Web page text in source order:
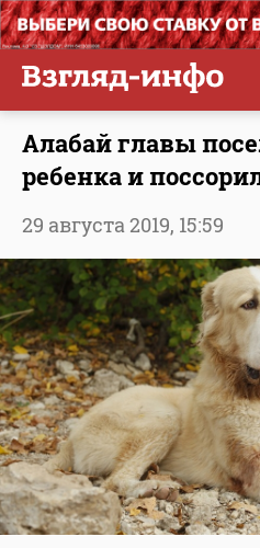
Алабай главы
ребенка и
29 августа 2019, 15:59